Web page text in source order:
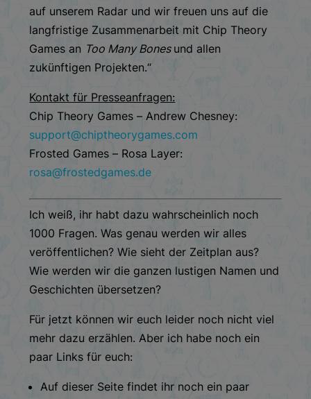
auf unserem Radar und wir freuen uns auf die
langfristige Zusammenarbeit mit Chip Theory
Games an Too Many Bones und allen
zukünftigen Projekten.“
Kontakt für Presseanfragen:
Chip Theory Games – Andrew Chesney:
support@chiptheorygames.com
Frosted Games – Rosa Layer:
rosa@frostedgames.de
Ich weiß, ihr habt dazu wahrscheinlich noch
1000 Fragen. Was genau werden wir alles
veröffentlichen? Wie sieht der Zeitplan aus?
Wie werden wir die ganzen lustigen Namen und
Geschichten übersetzen?
Für jetzt können wir euch leider noch nicht viel
mehr dazu erzählen. Aber ich habe noch ein
paar Links für euch:
Auf dieser Seite findet ihr noch ein paar